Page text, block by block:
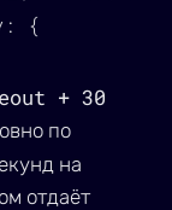
{
+ 30
по
на
отдаёт